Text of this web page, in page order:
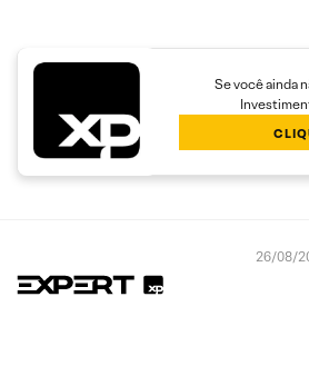
Se você ainda
26/08/